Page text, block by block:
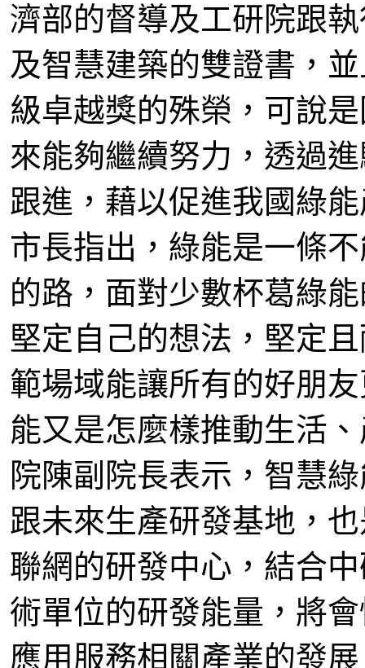
濟部的督導及工研院跟
及智慧建築的雙證書，
級卓越獎的殊榮，可說
來能夠繼續努力，透過
跟進，藉以促進我國綠
市長指出，綠能是一條
的路，面對少數杯葛綠
堅定自己的想法，堅定
範場域能讓所有的好朋
能又是怎麼樣推動生活
院陳副院長表示，智慧
跟未來生產研發基地，
聯網的研發中心，結合
術單位的研發能量，將
應用服務相關產業的發